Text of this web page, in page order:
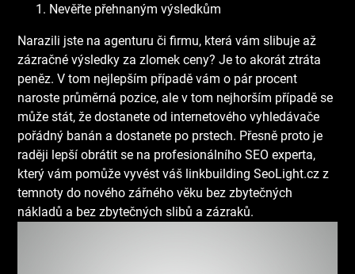
Nevěřte přehnaným výsledkům
Narazili jste na agenturu či firmu, která vám slibuje až
zázračné výsledky za zlomek ceny? Je to akorát ztráta
peněz. V tom nejlepším případě vám o pár procent
naroste průměrná pozice, ale v tom nejhorším případě se
může stát, že dostanete od internetového vyhledávače
pořádný banán a dostanete po prstech. Přesně proto je
raději lepší obrátit se na profesionálního SEO experta,
který vám pomůže vyvést váš linkbuildingSeoLight.cz z
temnoty do nového zářného věku bez zbytečných
nákladů a bez zbytečných slibů a zázraků.